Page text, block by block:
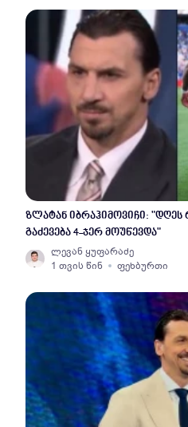
ზლატან იბრაჰიმოვიჩი: "დღეს
გაძევება 4-ჯერ მოუწევდა"
ლევან ყუფარაძე
1 თვის წინ
ფეხბურთი